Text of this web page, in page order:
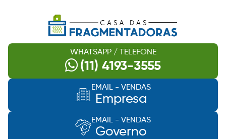
WHATSAPP / TELEFONE
(11) 4193-3555
EMAIL - VENDAS
Empresa
EMAIL - VENDAS
Governo